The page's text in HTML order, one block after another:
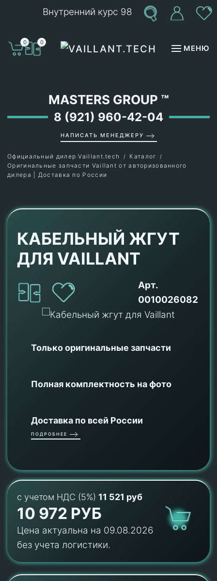
Внутренний курс 98
0 0
МЕНЮ
MASTERS GROUP ™
8 (921) 960-42-04
НАПИСАТЬ МЕНЕДЖЕРУ
Официальный дилер Vaillant.tech
Каталог
Оригинальные запчасти Vaillant от авторизованного
дилера | Доставка по России
КАБЕЛЬНЫЙ ЖГУТ
ДЛЯ VAILLANT
Арт.
0010026082
Только оригинальные запчасти
Полная комплектность на фото
Доставка по всей России
ПОДРОБНЕЕ
с учетом НДС (5%) 11 521 руб
10 972 РУБ
Цена актуальна на 09.08.2026
без учета логистики.